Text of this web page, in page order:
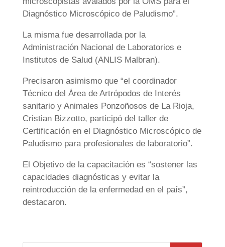
Diagnóstico Microscópico de Paludismo”.
La misma fue desarrollada por la
Administración Nacional de Laboratorios e
Institutos de Salud (ANLIS Malbran).
Precisaron asimismo que “el coordinador
Técnico del Área de Artrópodos de Interés
sanitario y Animales Ponzoñosos de La Rioja,
Cristian Bizzotto, participó del taller de
Certificación en el Diagnóstico Microscópico de
Paludismo para profesionales de laboratorio”.
El Objetivo de la capacitación es “sostener las
capacidades diagnósticas y evitar la
reintroducción de la enfermedad en el país”,
destacaron.